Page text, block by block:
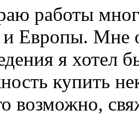
работы
и Европы. Мне
я хотел
купить
возможно,